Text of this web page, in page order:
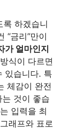
하겠습니
“금리”만이
가 얼마인지
식이 다르면
있습니다. 특
체감이 완전
것이 좋습
입력을 최
래프와 표로